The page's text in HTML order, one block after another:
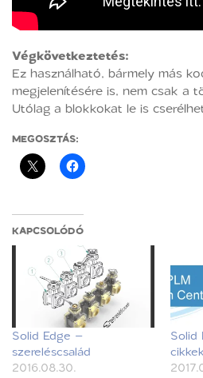
Végkövetkeztetés:
Ez használható, bármely más
megjelenítésére is, nem csak a
Utólag a blokkokat le is
MEGOSZTÁS:
KAPCSOLÓDÓ
Solid Edge –
szereléscsalád
2016.08.30.
Solid